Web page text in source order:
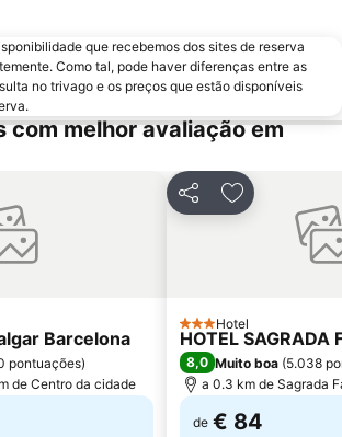
Sants
Casino de Barcelona
Mar Bella
Recinto Ferial Gran Vía
Gervasi
Unesco Rock Art Of The Mediterranean Basin On The Iberian Peninsula
Gran Via de les Corts Catalans
que recebemos dos sites de reserva
Como tal, pode haver diferenças entre as
no trivago e os preços que estão disponíveis
com melhor avaliação em
favoritos
Barcelona
pontuações)
de Centro da cidade
PartilharAdicionar
3 Estrelas
Hotel
HOTEL SAGRADA
8,0 Muito boa (5.038
a 0.3 km de Sagrada
de € 84